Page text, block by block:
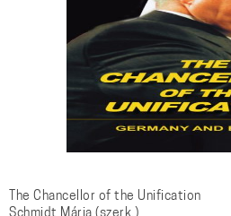
The Chancellor of the Unification